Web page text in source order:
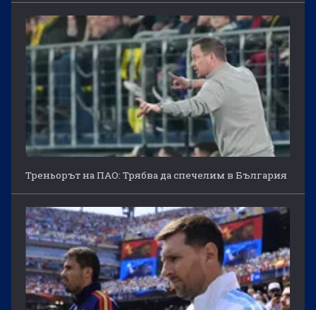
Треньорът на ПАО: Трябва да спечелим в България